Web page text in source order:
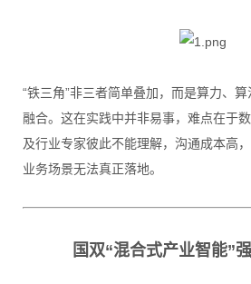
“铁三角”非三者简单叠加，而是算力、
融合。这在实践中并非易事，难点在于
及行业专家彼此不能理解，沟通成本高
业务场景无法真正落地。
国双“混合式产业智能”